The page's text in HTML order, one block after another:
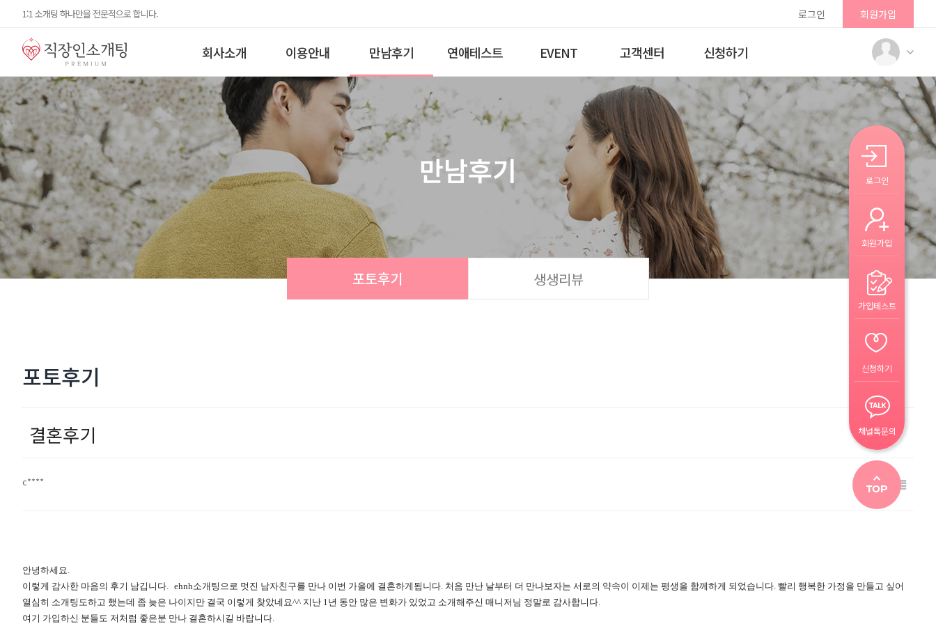
1:1 소개팅 하나만을 전문적으로 합니다. 로그인 회원가입
회사소개 이용안내 만남후기 연애테스트 EVENT 고객센터 신청하기
만남후기
포토후기 생생리뷰
포토후기
결혼후기
c****
안녕하세요.
이렇게 감사한 마음의 후기 남깁니다. ehnh소개팅으로 멋진 남자친구를 만나 이번 가을에 결혼하게됩니다. 처음 만난 날부터 더 만나보자는 서로의 약속이 이제는 평생을 함께하게 되었습니다. 빨리 행복한 가정을 만들고 싶어
열심히 소개팅도하고 했는데 좀 늦은 나이지만 결국 이렇게 찾았네요^^ 지난 1년 동안 많은 변화가 있었고 소개해주신 매니저님 정말로 감사합니다.
여기 가입하신 분들도 저처럼 좋은분 만나 결혼하시길 바랍니다.
로그인
회원가입
가입테스트
신청하기
채널톡문의